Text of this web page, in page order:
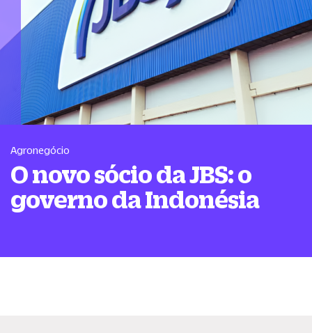
Agronegócio
O novo sócio da JBS: o
governo da Indonésia